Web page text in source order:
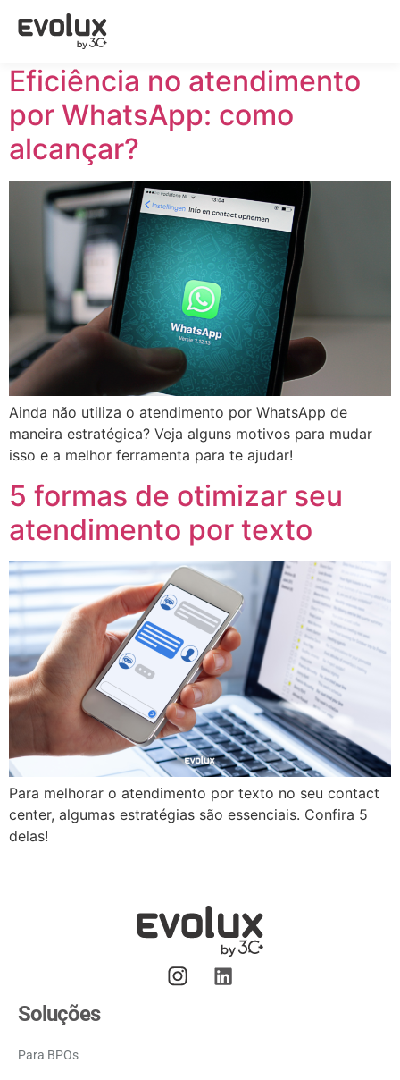
Tag:Evolux Chat
Eficiência no atendimento
por WhatsApp: como
alcançar?
Ainda não utiliza o atendimento por WhatsApp de
maneira estratégica? Veja alguns motivos para mudar
isso e a melhor ferramenta para te ajudar!
5 formas de otimizar seu
atendimento por texto
Para melhorar o atendimento por texto no seu contact
center, algumas estratégias são essenciais. Confira 5
delas!
Soluções
Para BPOs